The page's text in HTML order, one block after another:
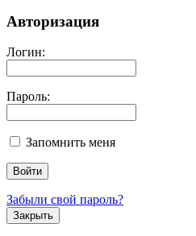
Авторизация
Логин:
Пароль:
Запомнить меня
Забыли свой пароль?
Закрыть